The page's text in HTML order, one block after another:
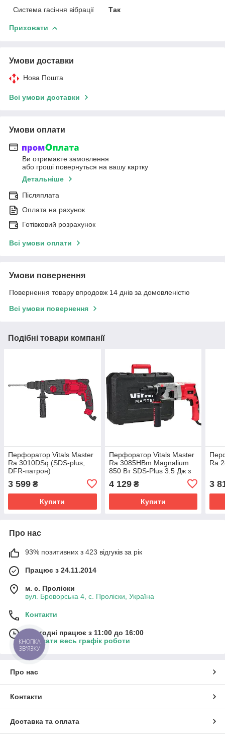
Система гасіння вібрації
Так
Приховати
Умови доставки
Нова Пошта
Всі умови доставки
Умови оплати
Ви отримаєте замовлення
або гроші повернуться на вашу картку
Детальніше
Післяплата
Оплата на рахунок
Готівковий розрахунок
Всі умови оплати
Умови повернення
Повернення товару впродовж 14 днів за домовленістю
Всі умови повернення
Подібні товари компанії
Перфоратор Vitals Master
Ra 3010DSq (SDS-plus,
DFR-патрон)
3 599 ₴
Купити
Перфоратор Vitals Master
Ra 3085HBm Magnalium
850 Вт SDS-Plus 3.5 Дж з
4 129₴
Купити
Ra
3
Про нас
93% позитивних з 423 відгуків за рік
Працює з 24.11.2014
м. с. Проліски
вул. Броворська 4, с. Проліски, Україна
Контакти
Сьогодні працює з 11:00 до 16:00
Показати весь графік роботи
Про нас
Контакти
Доставка та оплата
КНОПКА
ЗВ'ЯЗКУ